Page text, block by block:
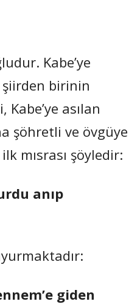
Kabe’ye
şiirden birinin
asılan
şöhretli ve övgüye
mısrası şöyledir:
anıp
giden